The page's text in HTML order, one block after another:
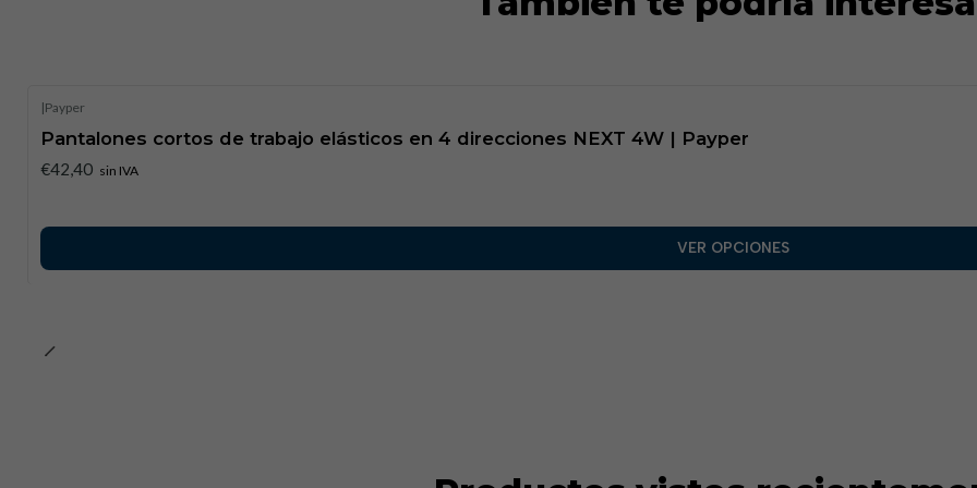
|Payper
Pantalones cortos de trabajo elásticos en 4 direcciones NEXT 4W | Payper
€42,40 sin IVA
VER OPCIONES